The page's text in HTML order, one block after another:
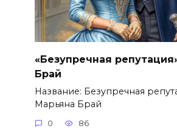
«Безупречная
Брай
Название: Безупречная
Марьяна Брай
0 86